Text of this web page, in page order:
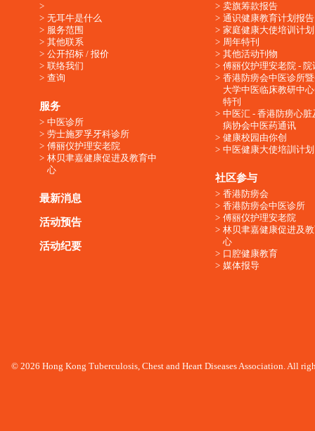
无耳牛是什么
服务范围
其他联系
公开招标 / 报价
联络我们
查询
服务
中医诊所
劳士施罗孚牙科诊所
傅丽仪护理安老院
林贝聿嘉健康促进及教育中
心
最新消息
活动预告
活动纪要
卖旗筹款报告
通识健康教育计划报告
家庭健康大使培训计划
周年特刊
其他活动刊物
傅丽仪护理安老院 - 院
香港防痨会中医诊所
大学中医临床教研中
特刊
中医汇 - 香港防痨心脏
病协会中医药通讯
健康校园由你创
中医健康大使培訓计划
社区参与
香港防痨会
香港防痨会中医诊所
傅丽仪护理安老院
林贝聿嘉健康促进及
心
口腔健康教育
媒体报导
© 2026 Hong Kong Tuberculosis, Chest and Heart Diseases Association. All